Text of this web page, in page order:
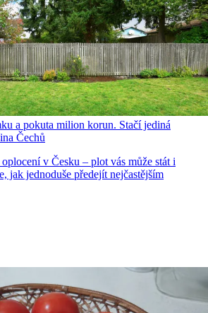
a pokuta milion korun. Stačí jediná
Čechů
v Česku – plot vás může stát i
jak jednoduše předejít nejčastějším